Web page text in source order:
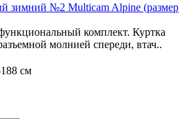
зимний №2 Multicam Alpine (размер
комплект. Куртка
молнией спереди, втач..
см